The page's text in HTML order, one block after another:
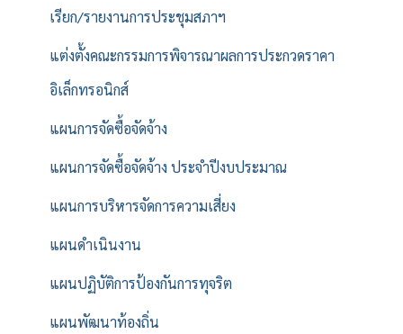
เรียก/รายงานการประชุมสภาฯ
แต่งตั้งคณะกรรมการพิจารณาผลการประกวดราคา
อิเล็กทรอนิกส์
แผนการจัดซื้อจัดจ้าง
แผนการจัดซื้อจัดจ้าง ประจำปีงบประมาณ
แผนการบริหารจัดการความเสี่ยง
แผนดำเนินงาน
แผนปฏิบัติการป้องกันการทุจริต
แผนพัฒนาท้องถิ่น